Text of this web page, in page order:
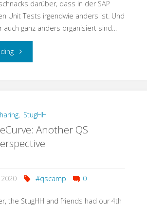
darüber, dass in der SAP
Unit Tests irgendwie anders ist. Und
ganz anders organisiert sind…
"Testschnack:
Test
zur
–
alles
, StugHH
Another QS
#qscamp 0
the StugHH and friends had our 4th